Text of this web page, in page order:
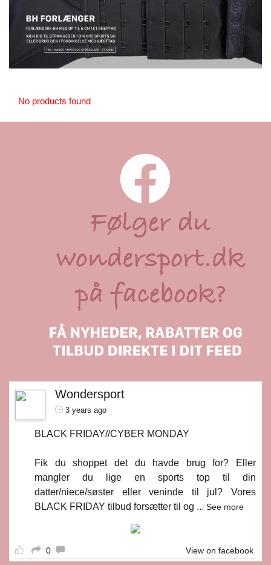
No products found
Wondersport
3 years ago
BLACK FRIDAY//CYBER MONDAY
Fik du shoppet det du havde brug for? Eller
mangler du lige en sports top til din
datter/niece/søster eller veninde til jul? Vores
BLACK FRIDAY tilbud forsætter til og ... See more
0 View on facebook